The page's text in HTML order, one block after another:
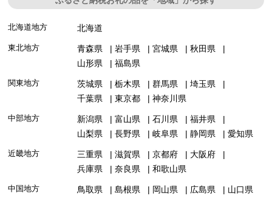
北海道地方 北海道
東北地方 青森県 岩手県 宮城県
秋田県
山形県
福島県
関東地方 茨城県 栃木県 群馬県
埼玉県
千葉県
東京都 神奈川県
中部地方 新潟県 富山県 石川県
福井県
山梨県
長野県 岐阜県 静岡県 愛知県
近畿地方 三重県 滋賀県 京都府
大阪府
兵庫県
奈良県 和歌山県
中国地方 鳥取県 島根県 岡山県 広島県 山口県